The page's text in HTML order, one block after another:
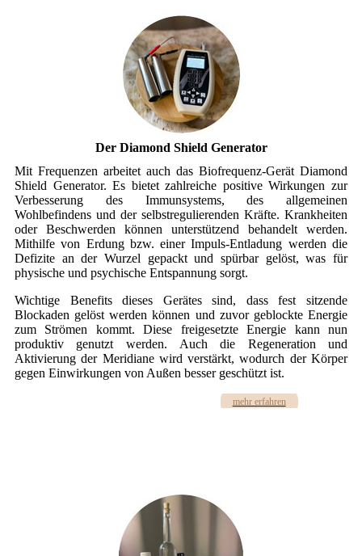
Der Diamond Shield Generator
Mit Frequenzen arbeitet auch das Biofrequenz-Gerät Diamond
Shield Generator. Es bietet zahlreiche positive Wirkungen zur
Verbesserung des Immunsystems, des allgemeinen
Wohlbefindens und der selbstregulierenden Kräfte. Krankheiten
oder Beschwerden können unterstützend behandelt werden.
Mithilfe von Erdung bzw. einer Impuls-Entladung werden die
Defizite an der Wurzel gepackt und spürbar gelöst, was für
physische und psychische Entspannung sorgt.
Wichtige Benefits dieses Gerätes sind, dass fest sitzende
Blockaden gelöst werden können und zuvor geblockte Energie
zum Strömen kommt. Diese freigesetzte Energie kann nun
produktiv genutzt werden. Auch die Regeneration und
Aktivierung der Meridiane wird verstärkt, wodurch der Körper
gegen Einwirkungen von Außen besser geschützt ist.
mehr erfahren